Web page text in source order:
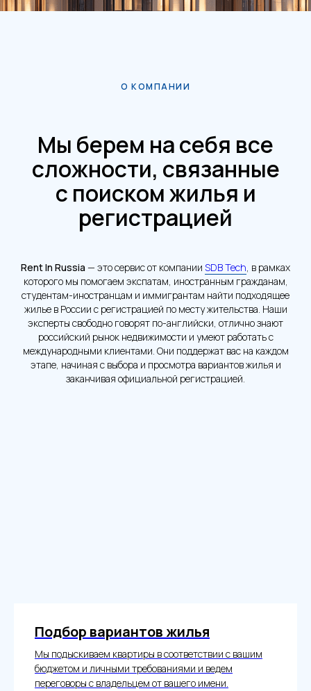
О КОМПАНИИ
Мы берем на себя все
сложности, связанные
с поиском жилья и
регистрацией
Rent In Russia — это сервис от компании SDB Tech, в рамках
которого мы помогаем экспатам, иностранным гражданам,
студентам-иностранцам и иммигрантам найти подходящее
жилье в России с регистрацией по месту жительства. Наши
эксперты свободно говорят по-английски, отлично знают
российский рынок недвижимости и умеют работать с
международными клиентами. Они поддержат вас на каждом
этапе, начиная с выбора и просмотра вариантов жилья и
заканчивая официальной регистрацией.
Подбор вариантов жилья
Мы подыскиваем квартиры в соответствии с вашим
бюджетом и личными требованиями и ведем
переговоры с владельцем от вашего имени.